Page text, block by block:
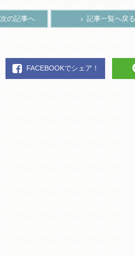
次の記事へ 記事一覧へ戻る
FACEBOOKでシェア！